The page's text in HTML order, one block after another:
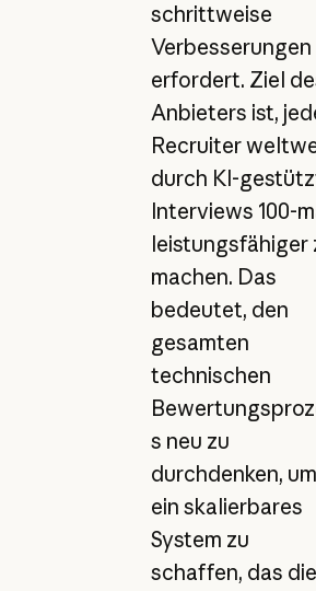
schrittweise
Verbesserungen
erfordert. Ziel
Anbieters ist,
Recruiter
durch KI-
Interviews 100-
leistungsfähiger
machen. Das
bedeutet, den
gesamten
technischen
s neu zu
durchdenken, um
ein skalierbares
System zu
schaffen, das die